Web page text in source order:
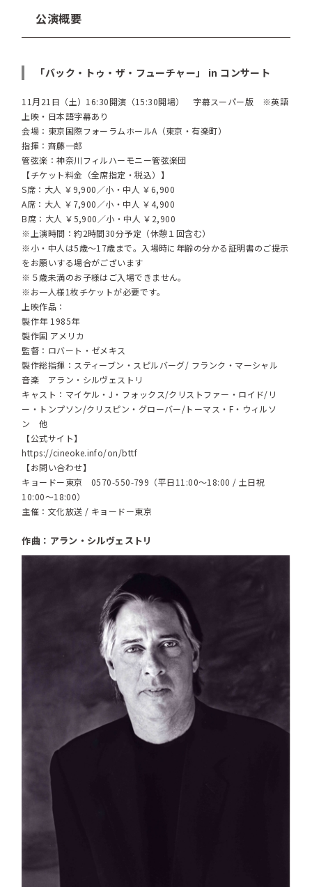
公演概要
「バック・トゥ・ザ・フューチャー」 in コンサート
11月21日（土）16:30開演（15:30開場） 字幕スーパー版 ※英語
上映・日本語字幕あり
会場：東京国際フォーラムホールA（東京・有楽町）
指揮：齊藤一郎
管弦楽：神奈川フィルハーモニー管弦楽団
【チケット料金（全席指定・税込）】
S席：大人 ￥9,900／小・中人 ￥6,900
A席：大人 ￥7,900／小・中人 ￥4,900
B席：大人 ￥5,900／小・中人 ￥2,900
※上演時間：約2時間30分予定（休憩１回含む）
※小・中人は5歳～17歳まで。入場時に年齢の分かる証明書のご提示
をお願いする場合がございます
※５歳未満のお子様はご入場できません。
※お一人様1枚チケットが必要です。
上映作品：
製作年 1985年
製作国 アメリカ
監督：ロバート・ゼメキス
製作総指揮：スティーブン・スピルバーグ/ フランク・マーシャル
音楽 アラン・シルヴェストリ
キャスト：マイケル・J・フォックス/クリストファー・ロイド/リ
ー・トンプソン/クリスピン・グローバー/トーマス・F・ウィルソ
ン 他
【公式サイト】
https://cineoke.info/on/bttf
【お問い合わせ】
キョードー東京 0570-550-799（平日11:00〜18:00 / 土日祝
10:00〜18:00）
主催：文化放送 / キョードー東京
作曲：アラン・シルヴェストリ